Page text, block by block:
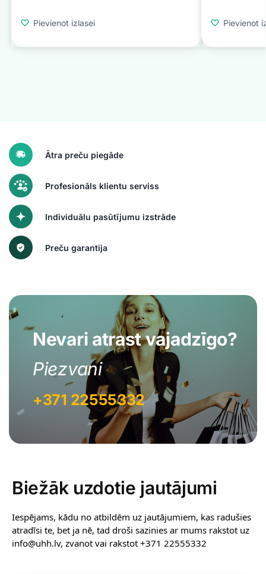
Pievienot izlasei Pievienot
Ātra preču piegāde
Profesionāls klientu serviss
Individuālu pasūtījumu izstrāde
Preču garantija
Nevari atrast vajadzīgo?
Piezvani
+371 22555332
Biežāk uzdotie jautājumi
Iespējams, kādu no atbildēm uz jautājumiem, kas radušies
atradīsi te, bet ja nē, tad droši sazinies ar mums rakstot uz
info@uhh.lv, zvanot vai rakstot +371 22555332